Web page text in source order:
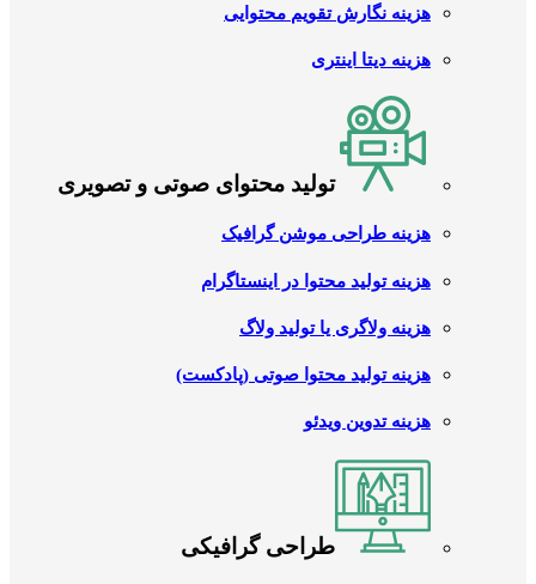
هزینه نگارش تقویم محتوایی
هزینه دیتا اینتری
تولید محتوای صوتی و تصویری
هزینه طراحی موشن گرافیک
هزینه تولید محتوا در اینستاگرام
هزینه ولاگری یا تولید ولاگ
هزینه تولید محتوا صوتی (پادکست)
هزینه تدوین ویدئو
طراحی گرافیکی